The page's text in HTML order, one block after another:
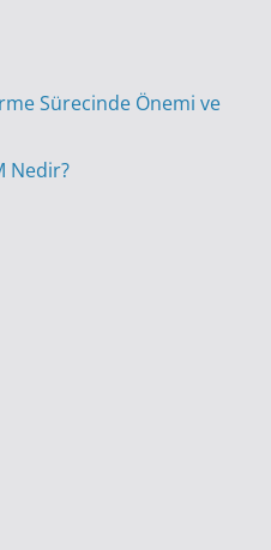
Sürecinde Önemi ve
Nedir?